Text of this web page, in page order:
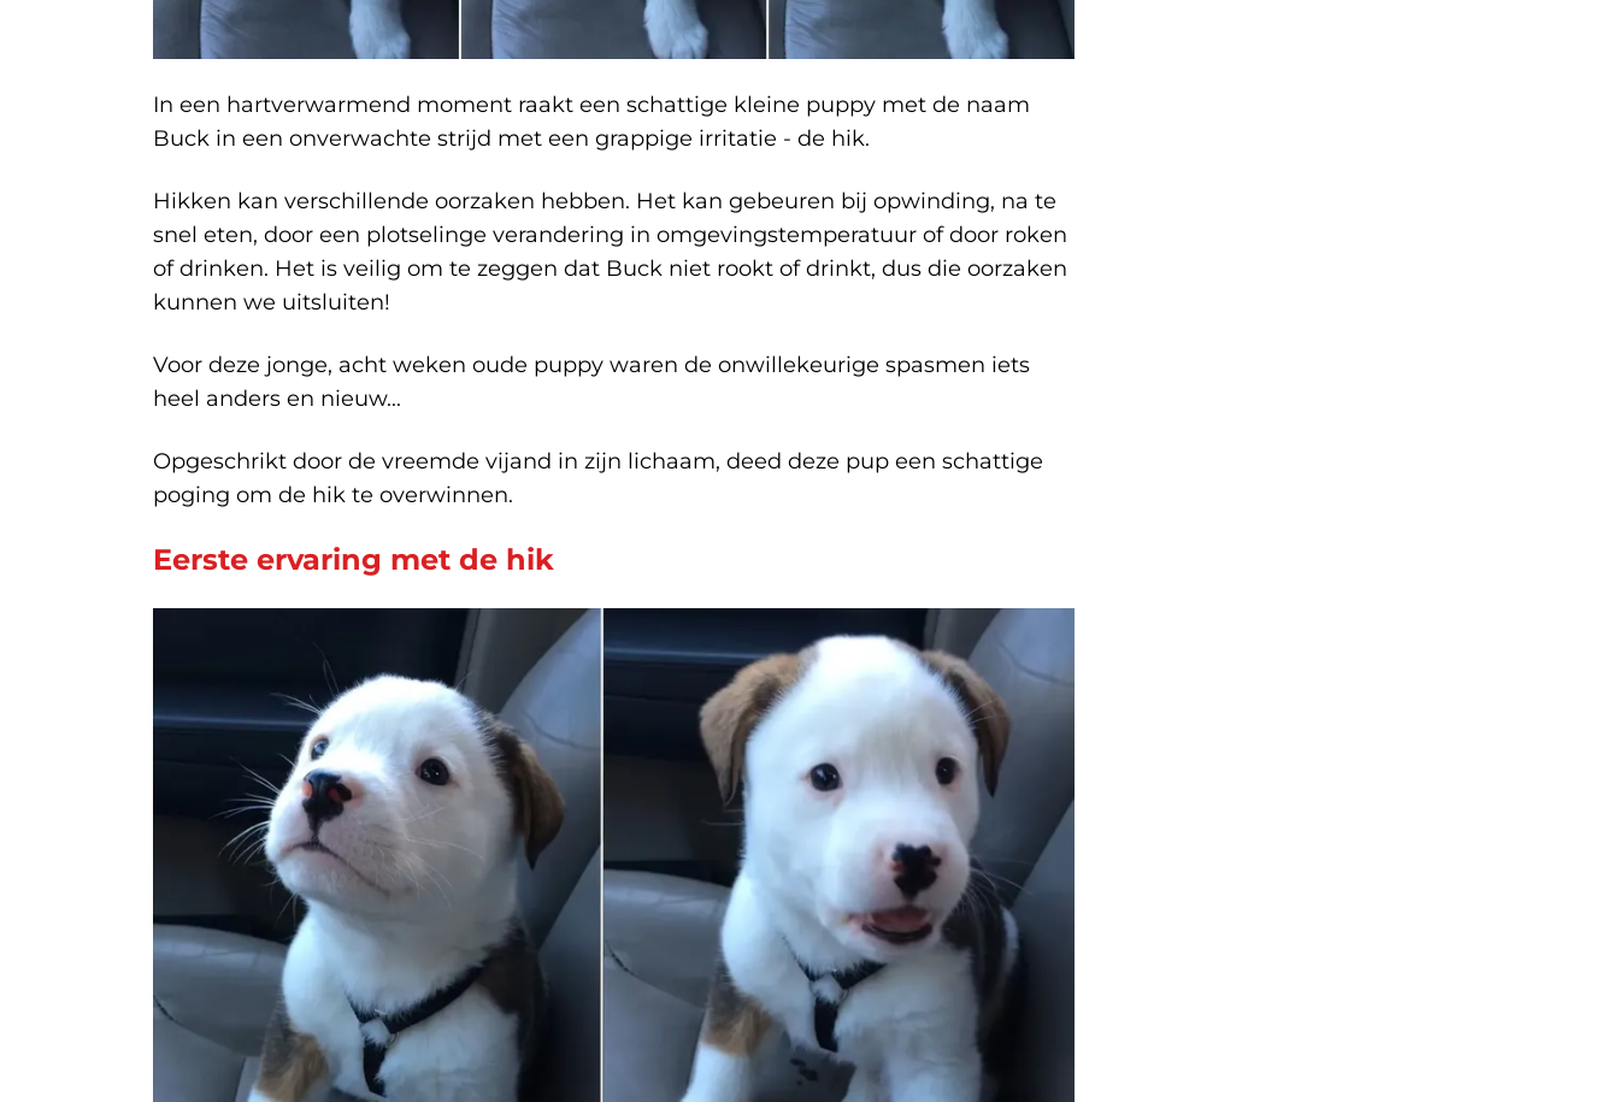
In een hartverwarmend moment raakt een schattige kleine puppy met de naam
Buck in een onverwachte strijd met een grappige irritatie - de hik.
Hikken kan verschillende oorzaken hebben. Het kan gebeuren bij opwinding, na te
snel eten, door een plotselinge verandering in omgevingstemperatuur of door roken
of drinken. Het is veilig om te zeggen dat Buck niet rookt of drinkt, dus die oorzaken
kunnen we uitsluiten!
Voor deze jonge, acht weken oude puppy waren de onwillekeurige spasmen iets
heel anders en nieuw...
Opgeschrikt door de vreemde vijand in zijn lichaam, deed deze pup een schattige
poging om de hik te overwinnen.
Eerste ervaring met de hik